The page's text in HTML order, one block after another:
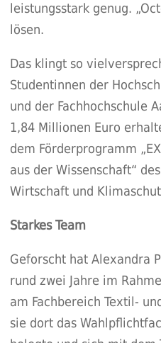
leistungsstark genug.
lösen.
Das klingt so
Studentinnen der
und der Fachhochschule
1,84 Millionen Euro
dem Förderprogramm
aus der Wissenschaft“
Wirtschaft und
Starkes Team
Geforscht hat Alexandra
rund zwei Jahre im
am Fachbereich Textil-
sie dort das